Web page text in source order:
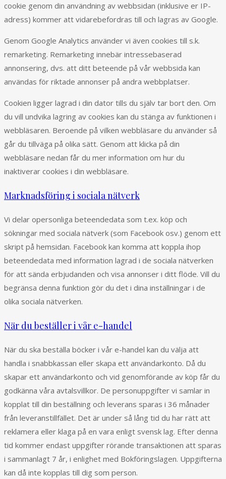
cookie genom din användning av webbsidan (inklusive er IP-
adress) kommer att vidarebefordras till och lagras av Google.
Genom Google Analytics använder vi även cookies till s.k.
remarketing. Remarketing innebär intressebaserad
annonsering, dvs. att ditt beteende på vår webbsida kan
användas för riktade annonser på andra webbplatser.
Cookien ligger lagrad i din dator tills du själv tar bort den. Om
du vill undvika lagring av cookies kan du stänga av funktionen i
webbläsaren. Beroende på vilken webbläsare du använder så
går du tillväga på olika sätt. Genom att klicka på din
webbläsare nedan får du mer information om hur du
inaktiverar cookies i din webbläsare.
Marknadsföring i sociala nätverk
Vi delar opersonliga beteendedata som t.ex. köp och
sökningar med sociala nätverk (som Facebook osv.) genom ett
skript på hemsidan. Facebook kan komma att koppla ihop
beteendedata med information lagrad i de sociala nätverken
för att sända erbjudanden och visa annonser i ditt flöde. Vill du
begränsa denna funktion gör du det i dina inställningar i de
olika sociala nätverken.
När du beställer i vår e-handel
När du ska beställa böcker i vår e-handel kan du välja att
handla i snabbkassan eller skapa ett användarkonto. Då du
skapar ett användarkonto och vid genomförande av köp får du
godkänna våra avtalsvillkor. De personuppgifter vi samlar in
kopplat till din beställning och leverans sparas i 36 månader
från leveranstillfället. Det är under så lång tid du har rätt att
reklamera eller klaga på en vara enligt svensk lag. Efter denna
tid kommer endast uppgifter rörande transaktionen att sparas
i sammanlagt 7 år, i enlighet med Bokföringslagen. Uppgifterna
kan då inte kopplas till dig som person.